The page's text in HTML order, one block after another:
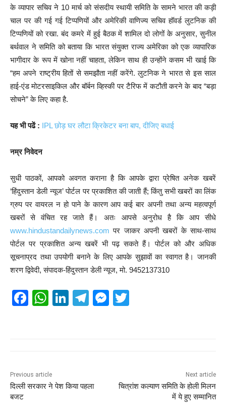
के व्यापार सचिव ने 10 मार्च को संसदीय स्थायी समिति के सामने भारत की कड़ी
चाल पर की गई गई टिप्पणियों और अमेरिकी वाणिज्य सचिव हॉवर्ड लुटनिक की
टिप्पणियों को रखा. बंद कमरे में हुई बैठक में शामिल दो लोगों के अनुसार, सुनील
बर्थवाल ने समिति को बताया कि भारत संयुक्त राज्य अमेरिका को एक व्यापारिक
भागीदार के रूप में खोना नहीं चाहता, लेकिन साथ ही उन्होंने कसम भी खाई कि
“हम अपने राष्ट्रीय हितों से समझौता नहीं करेंगे. लुटनिक ने भारत से इस साल
हाई-एंड मोटरसाइकिल और बॉर्बन व्हिस्की पर टैरिफ में कटौती करने के बाद “बड़ा
सोचने” के लिए कहा है.
यह भी पढें : IPL छोड़ घर लौटा क्रिकेटर बना बाप, दीजिए बधाई
नम्र निवेदन
सुधी पाठकों, आपको अवगत कराना है कि आपके द्वारा प्रेषित अनेक खबरें
‘हिंदुस्तान डेली न्यूज’ पोर्टल पर प्रकाशित की जाती हैं; किंतु सभी खबरों का लिंक
ग्रुप पर वायरल न हो पाने के कारण आप कई बार अपनी तथा अन्य महत्वपूर्ण
खबरों से वंचित रह जाते हैं। अतः आपसे अनुरोध है कि आप सीधे
www.hindustandailynews.com पर जाकर अपनी खबरों के साथ-साथ
पोर्टल पर प्रकाशित अन्य खबरें भी पढ़ सकते हैं। पोर्टल को और अधिक
सूचनाप्रद तथा उपयोगी बनाने के लिए आपके सुझावों का स्वागत है। जानकी
शरण द्विवेदी, संपादक-हिंदुस्तान डेली न्यूज, मो. 9452137310
F
o
o
W
p
p
Li
n
T
m
M
er
Previous article
दिल्ली सरकार ने पेश किया पहला
बजट
Next article
चित्रांश कल्याण समिति के होली मिलन
में ये हुए सम्मानित